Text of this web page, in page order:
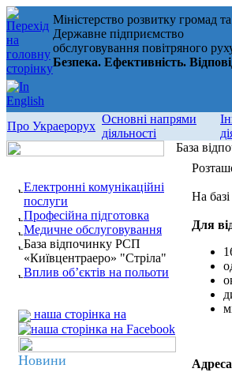
Міністерство розвитку громад
Державне підприємство
обслуговування повітряного
Безпека. Ефективність.
Про Украерорух
Основні напрями
діяльності
Електронні комунікаційні
послуги
Професійна підготовка
Медичне обслуговування
База відпочинку РСП
«Київцентраеро» "Стріла"
Вплив об’єктів на польоти
наша сторінка на
Новини
База
На
Для